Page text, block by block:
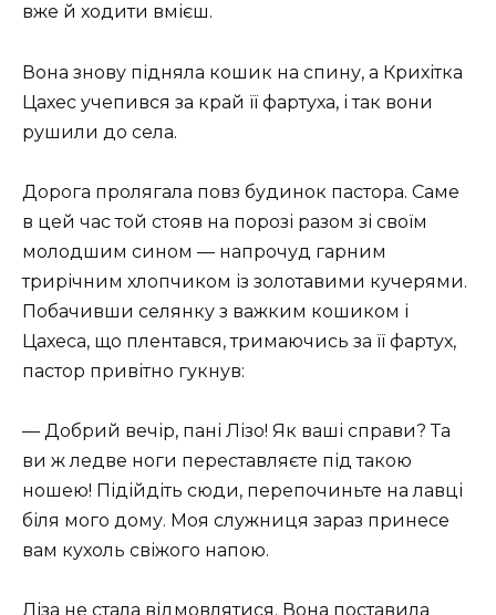
вже й ходити вмієш.
Вона знову підняла кошик на спину, а Крихітка
Цахес учепився за край її фартуха, і так вони
рушили до села.
Дорога пролягала повз будинок пастора. Саме
в цей час той стояв на порозі разом зі своїм
молодшим сином — напрочуд гарним
трирічним хлопчиком із золотавими кучерями.
Побачивши селянку з важким кошиком і
Цахеса, що плентався, тримаючись за її фартух,
пастор привітно гукнув:
— Добрий вечір, пані Лізо! Як ваші справи? Та
ви ж ледве ноги переставляєте під такою
ношею! Підійдіть сюди, перепочиньте на лавці
біля мого дому. Моя служниця зараз принесе
вам кухоль свіжого напою.
Ліза не стала відмовлятися. Вона поставила